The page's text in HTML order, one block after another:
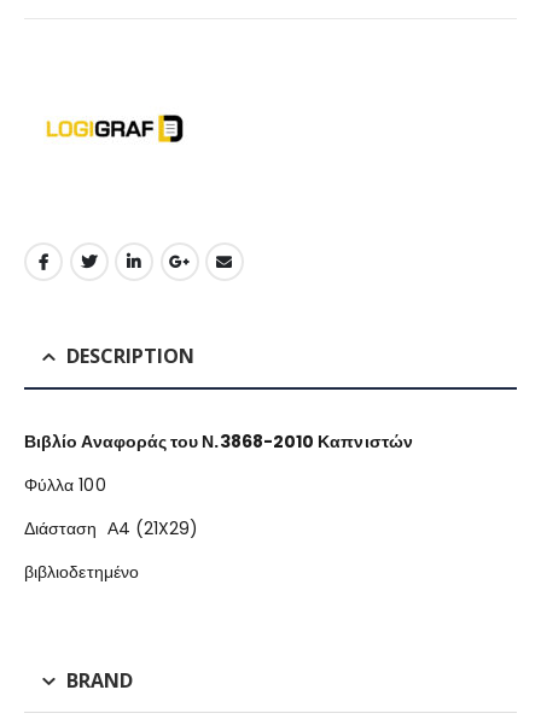
DESCRIPTION
Βιβλίο Αναφοράς του Ν.3868-2010 Καπνιστών
Φύλλα 100
Διάσταση Α4 (21X29)
βιβλιοδετημένο
BRAND